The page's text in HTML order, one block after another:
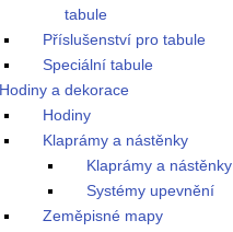
tabule
Příslušenství pro tabule
Speciální tabule
Hodiny a dekorace
Hodiny
Klaprámy a nástěnky
Klaprámy a nástěnky
Systémy upevnění
Zeměpisné mapy